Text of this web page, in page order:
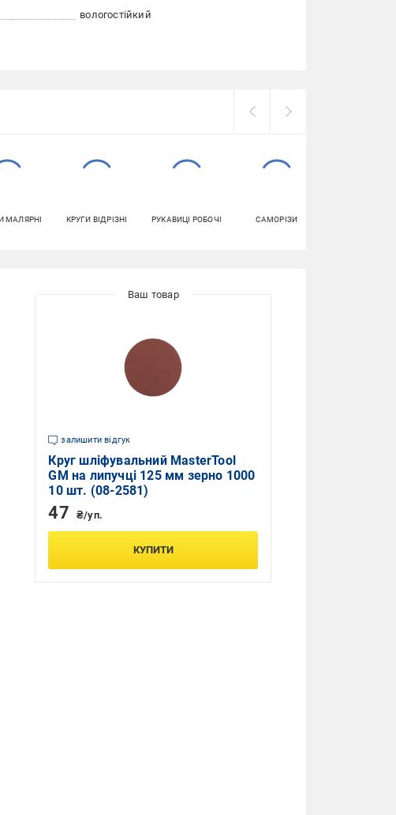
вологостійкий
МАЛЯРНІ КРУГИ ВІДРІЗНІ РУКАВИЦІ РОБОЧІ САМОРІЗИ
залишити відгук
Круг шліфувальний MasterTool
GM на липучці 125 мм зерно 1000
10 шт. (08-2581)
47 ₴/уп.
КУПИТИ